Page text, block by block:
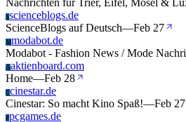
Nachrichten für Trier, Eifel, Mosel &
Sscienceblogs.de
ScienceBlogs auf Deutsch—Feb 27
Mmodabot.de
Modabot - Fashion News / Mode
Aaktienboard.com
Home—Feb 28
Ccinestar.de
Cinestar: So macht Kino Spaß!—Feb 27
Ppcgames.de